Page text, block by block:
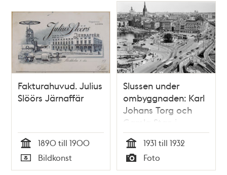
Fakturahuvud. Julius
Slöörs Järnaffär
Tid
1890 till 1900
Typ
Bildkonst
Slussen under
ombyggnaden: Karl
Johans Torg och
Gamla Stan i
bakgrunden
Tid
1931 till 1932
Typ
Foto